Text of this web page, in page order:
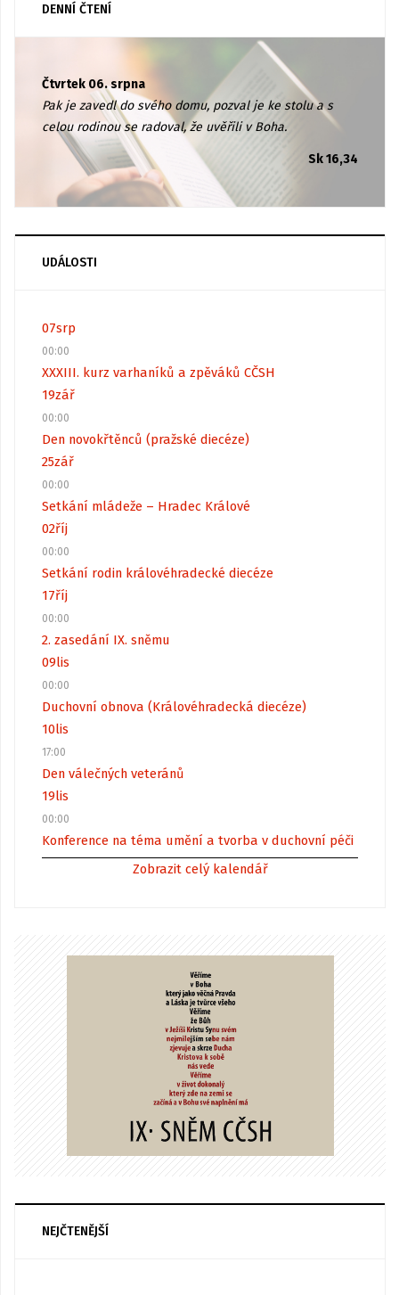
DENNÍ ČTENÍ
Čtvrtek 06. srpna
Pak je zavedl do svého domu, pozval je ke stolu a s
celou rodinou se radoval, že uvěřili v Boha.
Sk 16,34
UDÁLOSTI
07srp
00:00
XXXIII. kurz varhaníků a zpěváků CČSH
19zář
00:00
Den novokřtěnců (pražské diecéze)
25zář
00:00
Setkání mládeže – Hradec Králové
02říj
00:00
Setkání rodin královéhradecké diecéze
17říj
00:00
2. zasedání IX. sněmu
09lis
00:00
Duchovní obnova (Královéhradecká diecéze)
10lis
17:00
Den válečných veteránů
19lis
00:00
Konference na téma umění a tvorba v duchovní péči
Zobrazit celý kalendář
NEJČTENĚJŠÍ